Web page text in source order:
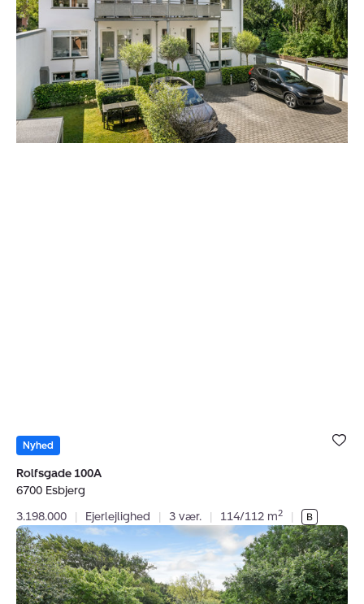
Esbjerg
Bolig er
under dine
Nyhed
Rolfsgade 100A
6700 Esbjerg
3.198.000
| Ejerlejlighed | 3 vær. | 114/112 m2 |
Helårsgrund:
Engvænget
3,
Hjerting,